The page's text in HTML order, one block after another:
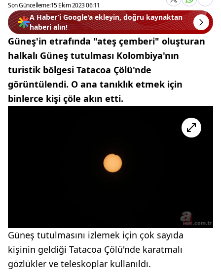
Son Güncelleme:15 Ekim 2023 06:11
A Haber’i Google'a ekleyin, doğru kaynaktan
haberi alın!
Güneş'in etrafında "ateş çemberi" oluşturan
halkalı Güneş tutulması Kolombiya'nın
turistik bölgesi Tatacoa Çölü'nde
görüntülendi. O ana tanıklık etmek için
binlerce kişi çöle akın etti.
Güneş tutulmasını izlemek için çok sayıda
kişinin geldiği Tatacoa Çölü'nde karatmalı
gözlükler ve teleskoplar kullanıldı.